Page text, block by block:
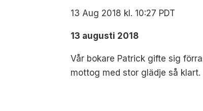
13 Aug 2018 kl. 10:27 PDT
13 augusti 2018
Vår bokare Patrick gifte sig
mottog med stor glädje så